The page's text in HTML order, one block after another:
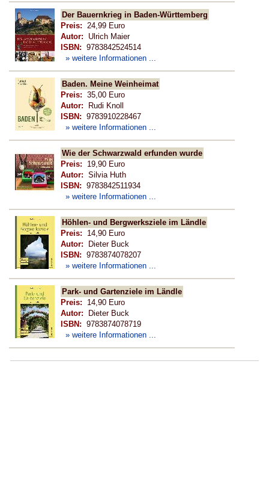
Der Bauernkrieg in Baden-Württemberg
Preis: 24,99 Euro
Autor: Ulrich Maier
ISBN: 9783842524514
» weitere Informationen ...
Baden. Meine Weinheimat
Preis: 35,00 Euro
Autor: Rudi Knoll
ISBN: 9783910228467
» weitere Informationen ...
Wie der Schwarzwald erfunden wurde
Preis: 19,90 Euro
Autor: Silvia Huth
ISBN: 9783842511934
» weitere Informationen ...
Höhlen- und Bergwerksziele im Ländle
Preis: 14,90 Euro
Autor: Dieter Buck
ISBN: 9783874078207
» weitere Informationen ...
Park- und Gartenziele im Ländle
Preis: 14,90 Euro
Autor: Dieter Buck
ISBN: 9783874078719
» weitere Informationen ...